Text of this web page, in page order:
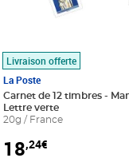
au panier
Livraison offerte
La Poste
Carnet de 12 timbres -
Lettre verte
20g / France
18,24€